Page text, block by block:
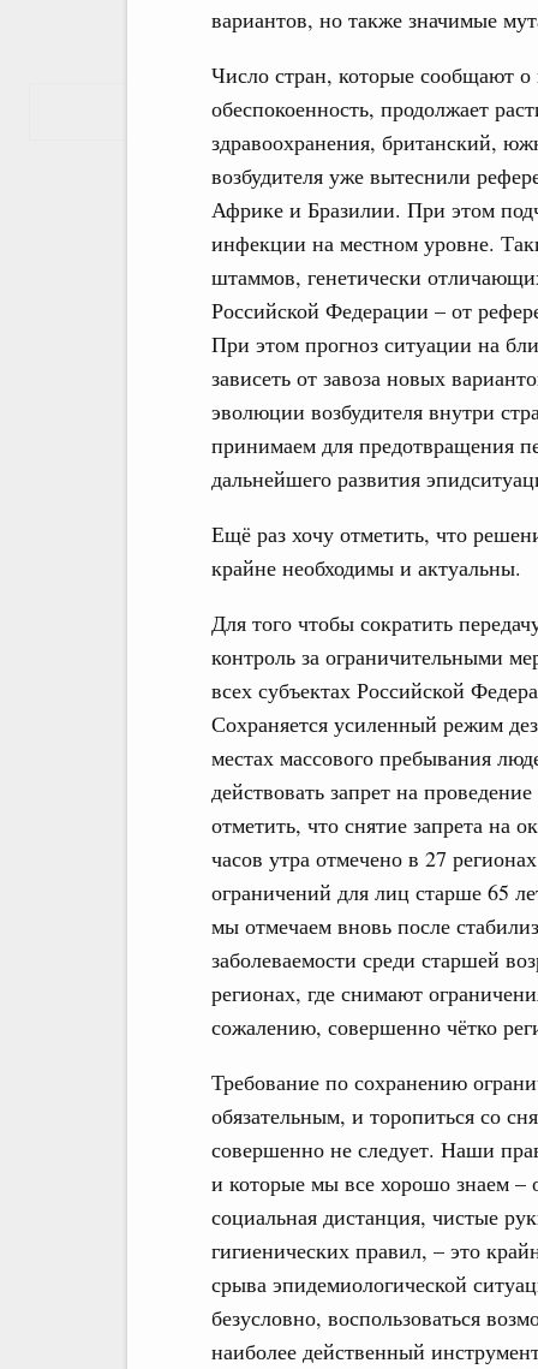
вариантов, но также значимые
Число стран, которые сообщают
обеспокоенность, продолжает
здравоохранения, британский,
возбудителя уже вытеснили
Африке и Бразилии. При этом
инфекции на местном уровне.
штаммов, генетически
Российской Федерации – от
При этом прогноз ситуации на
зависеть от завоза новых
эволюции возбудителя внутри
принимаем для предотвращения
дальнейшего развития
Ещё раз хочу отметить, что
крайне необходимы и актуальны.
Для того чтобы сократить
контроль за ограничительными
всех субъектах Российской
Сохраняется усиленный режим
местах массового пребывания
действовать запрет на
отметить, что снятие запрета на
часов утра отмечено в 27
ограничений для лиц старше 65
мы отмечаем вновь после
заболеваемости среди старшей
регионах, где снимают
сожалению, совершенно чётко
Требование по сохранению
обязательным, и торопиться со
совершенно не следует. Наши
и которые мы все хорошо знаем –
социальная дистанция, чистые
гигиенических правил, – это
срыва эпидемиологической
безусловно, воспользоваться
наиболее действенный
Показать еще